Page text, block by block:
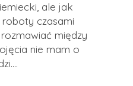
ale jak
roboty czasami
między
nie mam o